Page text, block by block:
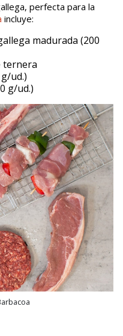
perfecta para la
incluye:
madurada (200
ternera
ud.)
g/ud.)